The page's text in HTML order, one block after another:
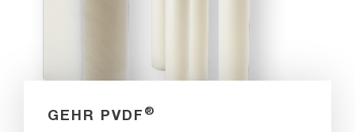
GEHR PVDF ®